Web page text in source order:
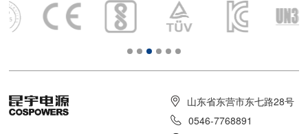
山东省东营市东七路28号
0546-7768891